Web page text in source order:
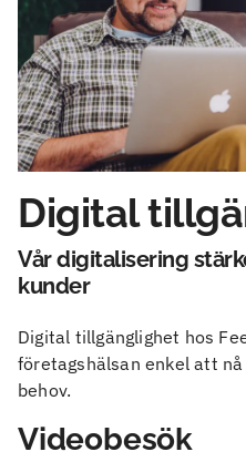
Digital
Vår digitalisering
kunder
Digital tillgänglighet hos
företagshälsan enkel att
behov.
Videobesök